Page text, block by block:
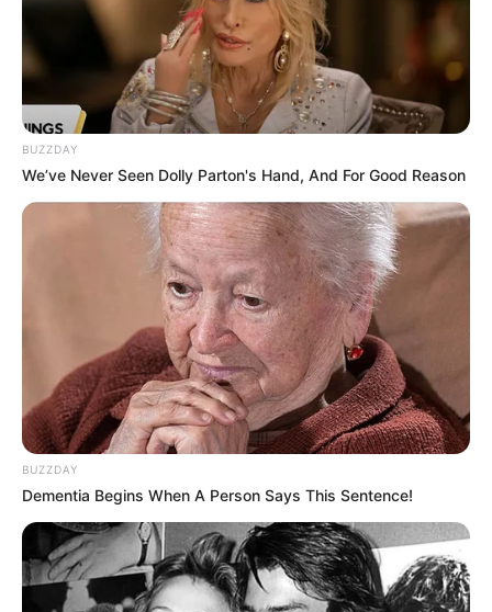
BUZZDAY
We’ve Never Seen Dolly Parton's Hand, And For Good Reason
BUZZDAY
Dementia Begins When A Person Says This Sentence!